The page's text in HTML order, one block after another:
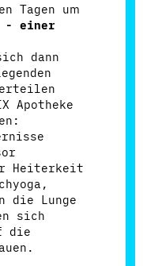
Tagen um
- einer
dann
Apotheke
Heiterkeit
die Lunge
sich
die